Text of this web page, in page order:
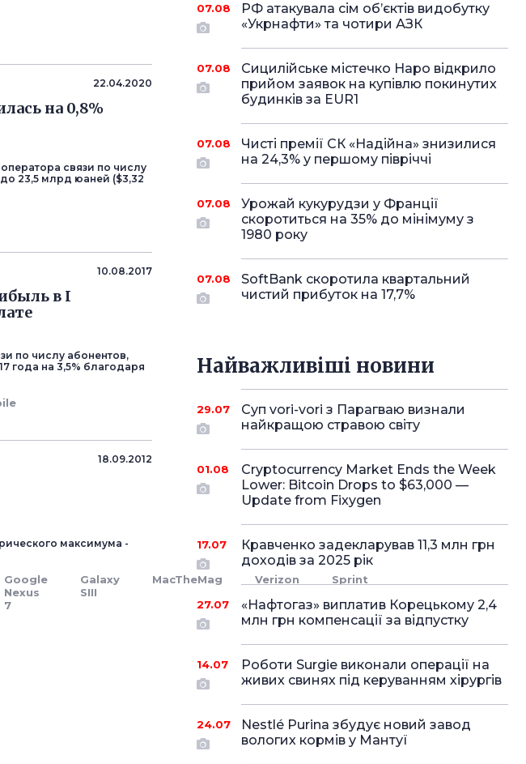
22.04.2020
на 0,8%
связи по числу
23,5 млрд юаней ($3,32
10.08.2017
в I
по числу абонентов,
года на 3,5% благодаря
18.09.2012
максимума -
Google
Nexus
7
Galaxy
SIII
MacTheMag Verizon Sprint
07.08
РФ атакувала сім об’єктів видобутку
«Укрнафти» та чотири АЗК
07.08
Сицилійське містечко Наро відкрило
прийом заявок на купівлю покинутих
будинків за EUR1
07.08
Чисті премії СК «Надійна» знизилися
на 24,3% у першому півріччі
07.08
Урожай кукурудзи у Франції
скоротиться на 35% до мінімуму з
1980 року
07.08
SoftBank скоротила квартальний
чистий прибуток на 17,7%
Найважливіші новини
29.07
Суп vori-vori з Парагваю визнали
найкращою стравою світу
01.08
Cryptocurrency Market Ends the Week
Lower: Bitcoin Drops to $63,000 —
Update from Fixygen
17.07
Кравченко задекларував 11,3 млн грн
доходів за 2025 рік
27.07
«Нафтогаз» виплатив Корецькому 2,4
млн грн компенсації за відпустку
14.07
Роботи Surgie виконали операції на
живих свинях під керуванням хірургів
24.07
Nestlé Purina збудує новий завод
вологих кормів у Мантуї